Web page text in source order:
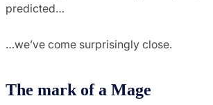
predicted…
…we’ve come surprisingly close.
The mark of a Mage